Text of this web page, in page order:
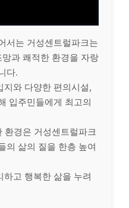
서는 거성센트럴파크는
과 쾌적한 환경을 자랑
다.
지와 다양한 편의시설,
입주민들에게 최고의
환경은 거성센트럴파크
의 삶의 질을 한층 높여
고 행복한 삶을 누려